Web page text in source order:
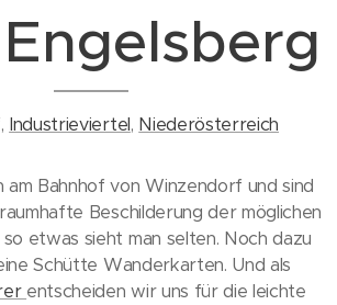
Industrieviertel, Niederösterreich
Bahnhof von Winzendorf und sind
Beschilderung der möglichen
etwas sieht man selten. Noch dazu
Schütte Wanderkarten. Und als
entscheiden wir uns für die leichte